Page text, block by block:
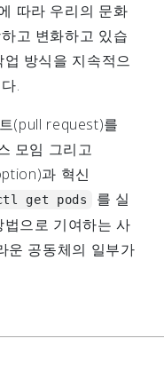
따라 우리의 문화
고 변화하고 있습
방식을 지속적으
.
(pull request)를
모임 그리고
과 혁신
get pods
를 실
으로 기여하는 사
운 공동체의 일부가